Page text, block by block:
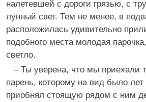
налетевшей с дороги грязью, с
лунный свет. Тем не менее, в
расположилась удивительно
подобного места молодая
светло.
– Ты уверена, что мы приехали
парень, которому на вид было лет
приобнял стоящую рядом с ним